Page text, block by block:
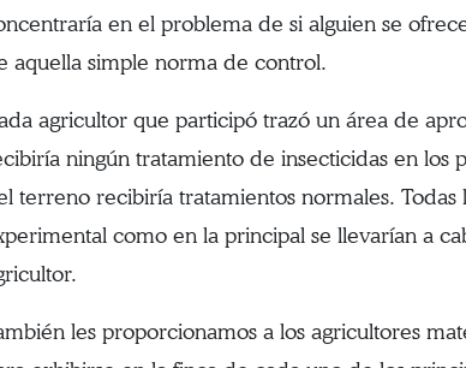
en el problema de si alguien se
aquella simple norma de control.
agricultor que participó trazó un área de
ningún tratamiento de insecticidas en los
terreno recibiría tratamientos normales. Todas
como en la principal se llevarían a
les proporcionamos a los agricultores